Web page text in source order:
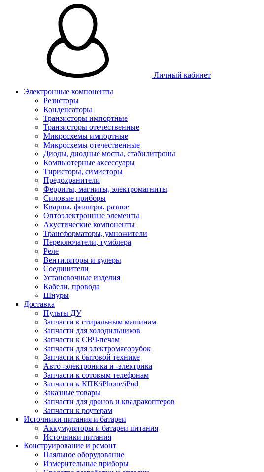
Личный кабинет
Электронные компоненты
Резисторы
Конденсаторы
Транзисторы импортные
Транзисторы отечественные
Микросхемы импортные
Микросхемы отечественные
Диоды, диодные мосты, стабилитроны
Компьютерные аксессуары
Тиристоры, симисторы
Предохранители
Ферриты, магниты, электромагниты
Силовые приборы
Кварцы, фильтры, разное
Оптоэлектронные элементы
Акустические компоненты
Трансформаторы, умножители
Переключатели, тумблера
Реле
Вентиляторы и кулеры
Соединители
Установочные изделия
Кабели, провода
Шнуры
Доставка
Пульты ДУ
Запчасти к стиральным машинам
Запчасти для холодильников
Запчасти к СВЧ-печам
Запчасти для электромясорубок
Запчасти к бытовой технике
Авто -электроника и -электрика
Запчасти к сотовым телефонам
Запчасти к КПК/iPhone/iPod
Заказные товары
Запчасти для дронов и квадракоптеров
Запчасти к роутерам
Источники питания и батареи
Аккумуляторы и батареи питания
Источники питания
Конструирование и ремонт
Паяльное оборудование
Измерительные приборы